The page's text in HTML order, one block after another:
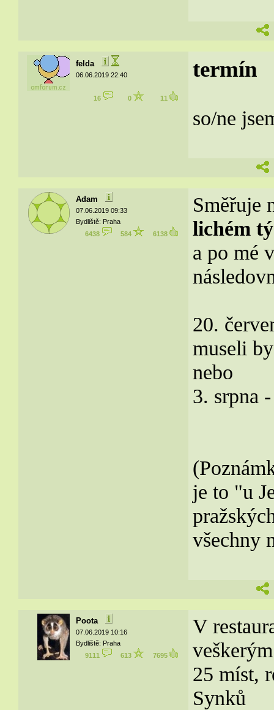
felda
06.06.2019 22:40
16 0 11
termín
so/ne
Adam
07.06.2019 09:33
Bydliště: Praha
6438
584 6138
Směřuje
lichém
a po mé
20.
museli
nebo
3. srpna
je to "u
všechny
Poota
07.06.2019 10:16
Bydliště: Praha
9111
613 7695
V
25 míst,
Synků